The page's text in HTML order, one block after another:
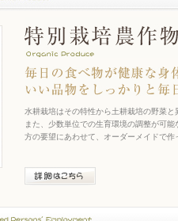
水耕栽培はその特性から土耕栽培の野菜と
また、少数単位での生育環境の調整が可
方の要望にあわせて、オーダーメイドで作